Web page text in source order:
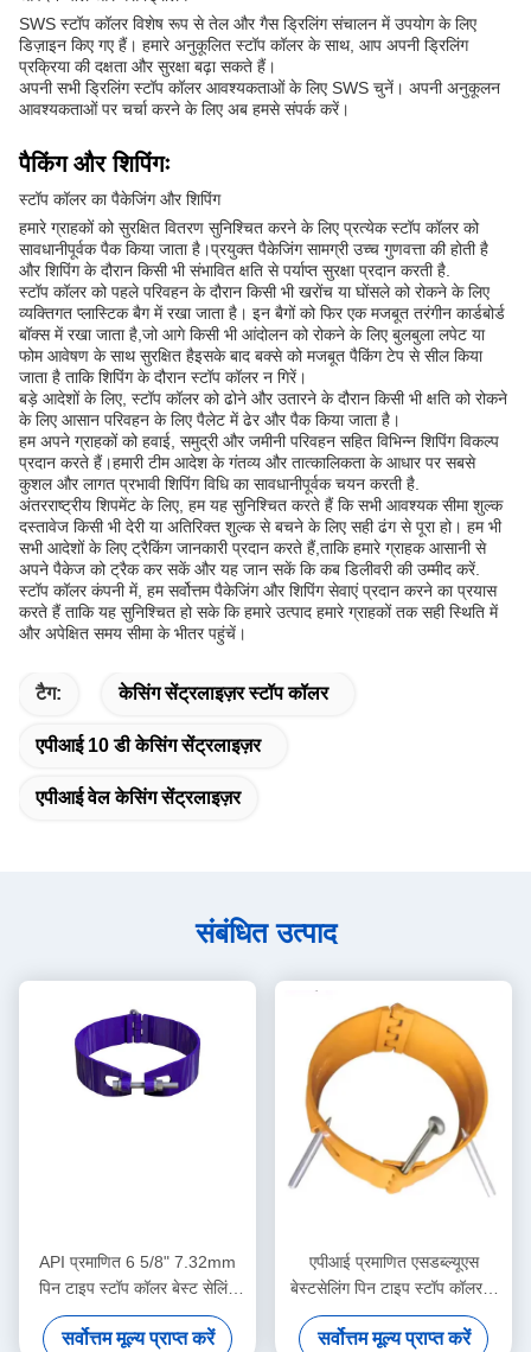
SWS स्टॉप कॉलर विशेष रूप से तेल और गैस ड्रिलिंग संचालन में उपयोग के लिए
डिज़ाइन किए गए हैं। हमारे अनुकूलित स्टॉप कॉलर के साथ, आप अपनी ड्रिलिंग
प्रक्रिया की दक्षता और सुरक्षा बढ़ा सकते हैं।
अपनी सभी ड्रिलिंग स्टॉप कॉलर आवश्यकताओं के लिए SWS चुनें। अपनी अनुकूलन
आवश्यकताओं पर चर्चा करने के लिए अब हमसे संपर्क करें।
पैकिंग और शिपिंगः
स्टॉप कॉलर का पैकेजिंग और शिपिंग
हमारे ग्राहकों को सुरक्षित वितरण सुनिश्चित करने के लिए प्रत्येक स्टॉप कॉलर को
सावधानीपूर्वक पैक किया जाता है।प्रयुक्त पैकेजिंग सामग्री उच्च गुणवत्ता की होती है
और शिपिंग के दौरान किसी भी संभावित क्षति से पर्याप्त सुरक्षा प्रदान करती है.
स्टॉप कॉलर को पहले परिवहन के दौरान किसी भी खरोंच या घोंसले को रोकने के लिए
व्यक्तिगत प्लास्टिक बैग में रखा जाता है। इन बैगों को फिर एक मजबूत तरंगीन कार्डबोर्ड
बॉक्स में रखा जाता है,जो आगे किसी भी आंदोलन को रोकने के लिए बुलबुला लपेट या
फोम आवेषण के साथ सुरक्षित हैइसके बाद बक्से को मजबूत पैकिंग टेप से सील किया
जाता है ताकि शिपिंग के दौरान स्टॉप कॉलर न गिरें।
बड़े आदेशों के लिए, स्टॉप कॉलर को ढोने और उतारने के दौरान किसी भी क्षति को रोकने
के लिए आसान परिवहन के लिए पैलेट में ढेर और पैक किया जाता है।
हम अपने ग्राहकों को हवाई, समुद्री और जमीनी परिवहन सहित विभिन्न शिपिंग विकल्प
प्रदान करते हैं।हमारी टीम आदेश के गंतव्य और तात्कालिकता के आधार पर सबसे
कुशल और लागत प्रभावी शिपिंग विधि का सावधानीपूर्वक चयन करती है.
अंतरराष्ट्रीय शिपमेंट के लिए, हम यह सुनिश्चित करते हैं कि सभी आवश्यक सीमा शुल्क
दस्तावेज किसी भी देरी या अतिरिक्त शुल्क से बचने के लिए सही ढंग से पूरा हो। हम भी
सभी आदेशों के लिए ट्रैकिंग जानकारी प्रदान करते हैं,ताकि हमारे ग्राहक आसानी से
अपने पैकेज को ट्रैक कर सकें और यह जान सकें कि कब डिलीवरी की उम्मीद करें.
स्टॉप कॉलर कंपनी में, हम सर्वोत्तम पैकेजिंग और शिपिंग सेवाएं प्रदान करने का प्रयास
करते हैं ताकि यह सुनिश्चित हो सके कि हमारे उत्पाद हमारे ग्राहकों तक सही स्थिति में
और अपेक्षित समय सीमा के भीतर पहुंचें।
टैग: केसिंग सेंट्रलाइज़र स्टॉप कॉलर
एपीआई 10 डी केसिंग सेंट्रलाइज़र
एपीआई वेल केसिंग सेंट्रलाइज़र
संबंधित उत्पाद
API प्रमाणित 6 5/8" 7.32mm
पिन टाइप स्टॉप कॉलर बेस्ट सेलिंग
SWS हाई कार्बन स्टील मूवमेंट
लिमिटर फॉर केसिंग सेंट्रलाइज़र
सर्वोत्तम मूल्य प्राप्त करें
एपीआई प्रमाणित एसडब्ल्यूएस
बेस्टसेलिंग पिन टाइप स्टॉप कॉलर 5
1/2 "6.20 मिमी 1 साल की वारंटी
तेल और गैस केशिंग सेंट्रलाइज़र टूल
सर्वोत्तम मूल्य प्राप्त करें